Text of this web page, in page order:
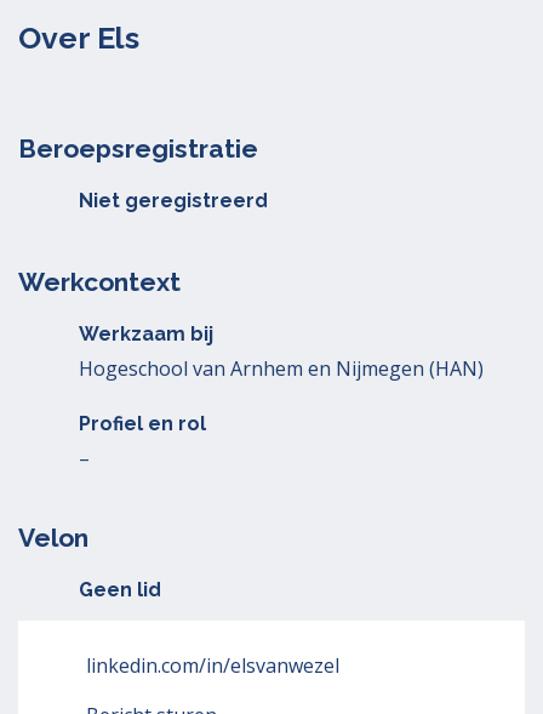
Over Els
Beroepsregistratie
Niet geregistreerd
Werkcontext
Werkzaam bij
Hogeschool van Arnhem en Nijmegen (HAN)
Profiel en rol
–
Velon
Geen lid
linkedin.com/in/elsvanwezel